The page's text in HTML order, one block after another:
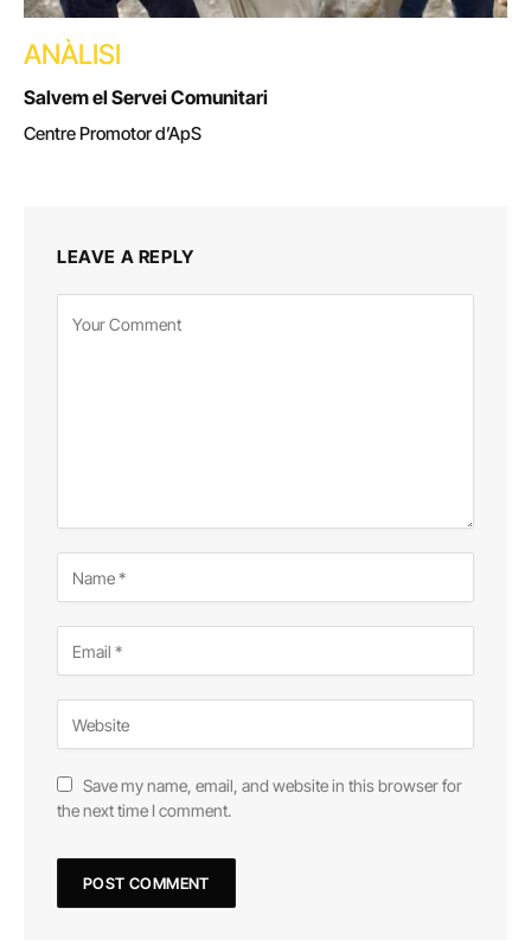
ANÀLISI
Salvem el Servei Comunitari
Centre Promotor d’ApS
LEAVE A REPLY
Save my name, email, and website in this browser for
the next time I comment.